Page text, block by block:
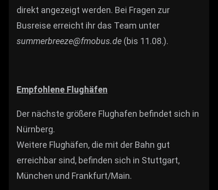
direkt angezeigt werden. Bei Fragen zur
Busreise erreicht ihr das Team unter
summerbreeze@fmobus.de (bis 11.08.).
Empfohlene Flughäfen
Der nächste größere Flughafen befindet sich in
Nürnberg.
Weitere Flughäfen, die mit der Bahn gut
erreichbar sind, befinden sich in Stuttgart,
München und Frankfurt/Main.